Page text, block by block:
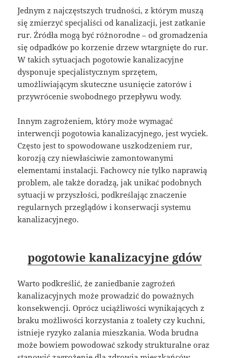
Jednym z najczęstszych trudności, z którym muszą
się zmierzyć specjaliści od kanalizacji, jest zatkanie
rur. Źródła mogą być różnorodne – od gromadzenia
się odpadków po korzenie drzew wtargnięte do rur.
W takich sytuacjach pogotowie kanalizacyjne
dysponuje specjalistycznym sprzętem,
umożliwiającym skuteczne usunięcie zatorów i
przywrócenie swobodnego przepływu wody.
Innym zagrożeniem, który może wymagać
interwencji pogotowia kanalizacyjnego, jest wyciek.
Często jest to spowodowane uszkodzeniem rur,
korozją czy niewłaściwie zamontowanymi
elementami instalacji. Fachowcy nie tylko naprawią
problem, ale także doradzą, jak unikać podobnych
sytuacji w przyszłości, podkreślając znaczenie
regularnych przeglądów i konserwacji systemu
kanalizacyjnego.
pogotowie kanalizacyjne gdów
Warto podkreślić, że zaniedbanie zagrożeń
kanalizacyjnych może prowadzić do poważnych
konsekwencji. Oprócz uciążliwości wynikających z
braku możliwości korzystania z toalety czy kuchni,
istnieje ryzyko zalania mieszkania. Woda brudna
może bowiem powodować szkody strukturalne oraz